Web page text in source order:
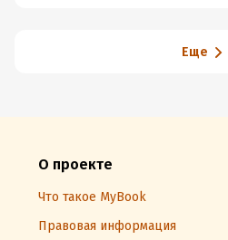
Еще
О проекте
Что такое MyBook
Правовая информация